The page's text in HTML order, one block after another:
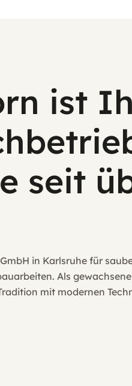
ist
seit
in Karlsruhe für
Als
mit modernen